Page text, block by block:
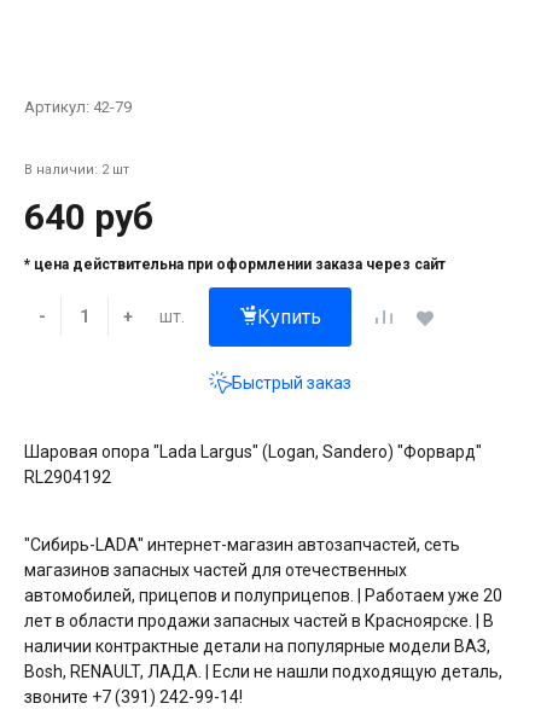
Артикул: 42-79
В наличии: 2 шт
640 руб
* цена действительна при оформлении заказа через сайт
- + шт. Купить
Быстрый заказ
Шаровая опора "Lada Largus" (Logan, Sandero) "Форвард"
RL2904192
"Сибирь-LADA" интернет-магазин автозапчастей, сеть
магазинов запасных частей для отечественных
автомобилей, прицепов и полуприцепов. | Работаем уже 20
лет в области продажи запасных частей в Красноярске. | В
наличии контрактные детали на популярные модели ВАЗ,
Bosh, RENAULT, ЛАДА. | Если не нашли подходящую деталь,
звоните +7 (391) 242-99-14!